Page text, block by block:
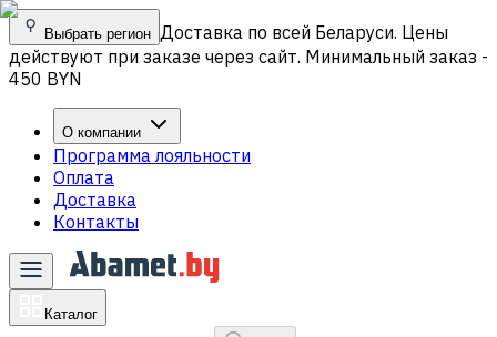
Выбрать регион Доставка по всей Беларуси. Цены
действуют при заказе через сайт. Минимальный заказ -
450 BYN
О компании
Программа лояльности
Оплата
Доставка
Контакты
Каталог